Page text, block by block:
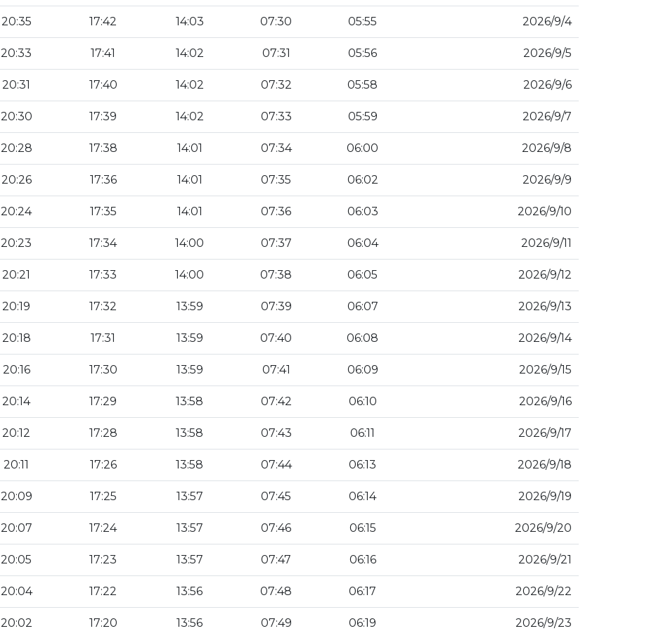
4‏‏/9‏‏/2026
05:55
07:30
14:03
17:42
20:35
5‏‏/9‏‏/2026
05:56
07:31
14:02
17:41
20:33
6‏‏/9‏‏/2026
05:58
07:32
14:02
17:40
20:31
7‏‏/9‏‏/2026
05:59
07:33
14:02
17:39
20:30
8‏‏/9‏‏/2026
06:00
07:34
14:01
17:38
20:28
9‏‏/9‏‏/2026
06:02
07:35
14:01
17:36
20:26
10‏‏/9‏‏/2026
06:03
07:36
14:01
17:35
20:24
11‏‏/9‏‏/2026
06:04
07:37
14:00
17:34
20:23
12‏‏/9‏‏/2026
06:05
07:38
14:00
17:33
20:21
13‏‏/9‏‏/2026
06:07
07:39
13:59
17:32
20:19
14‏‏/9‏‏/2026
06:08
07:40
13:59
17:31
20:18
15‏‏/9‏‏/2026
06:09
07:41
13:59
17:30
20:16
16‏‏/9‏‏/2026
06:10
07:42
13:58
17:29
20:14
17‏‏/9‏‏/2026
06:11
07:43
13:58
17:28
20:12
18‏‏/9‏‏/2026
06:13
07:44
13:58
17:26
20:11
19‏‏/9‏‏/2026
06:14
07:45
13:57
17:25
20:09
20‏‏/9‏‏/2026
06:15
07:46
13:57
17:24
20:07
21‏‏/9‏‏/2026
06:16
07:47
13:57
17:23
20:05
22‏‏/9‏‏/2026
06:17
07:48
13:56
17:22
20:04
23‏‏/9‏‏/2026
06:19
07:49
13:56
17:20
20:02